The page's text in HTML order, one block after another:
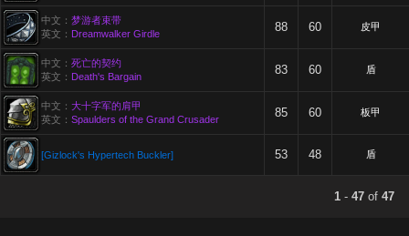
中文： 梦游者束带
英文： Dreamwalker Girdle 88 60 皮甲
中文： 死亡的契约
英文： Death's Bargain 83 60 盾
中文： 大十字军的肩甲
英文： Spaulders of the Grand Crusader 85 60 板甲
[Gizlock's Hypertech Buckler] 53 48 盾
1 - 47 of 47